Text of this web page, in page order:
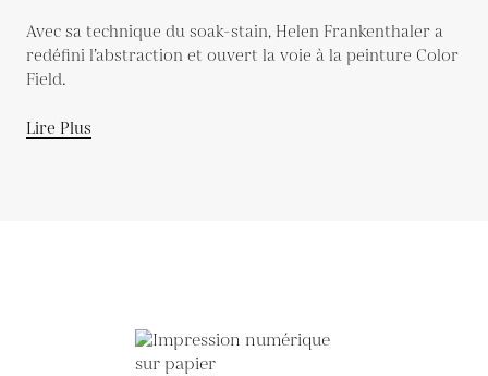
Avec sa technique du soak-stain, Helen Frankenthaler a
redéfini l’abstraction et ouvert la voie à la peinture Color
Field.
Lire Plus